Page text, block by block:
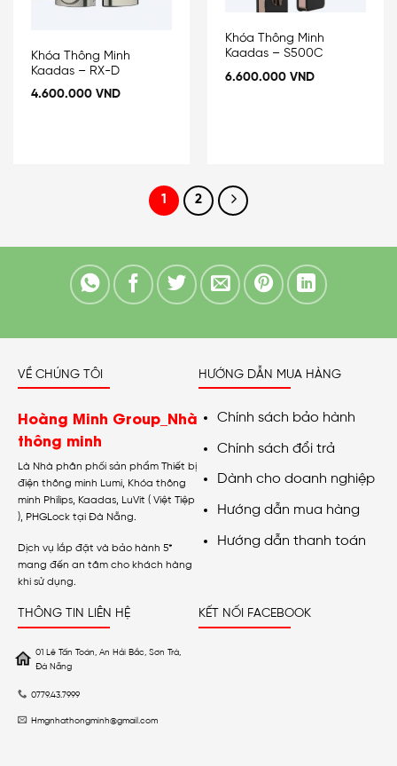
Khóa Thông Minh
Kaadas – RX-D
4.600.000 VND
Khóa Thông Minh
Kaadas – S500C
6.600.000 VND
1 2
VỀ CHÚNG TÔI
Hoàng Minh Group_Nhà
thông minh
Là Nhà phân phối sản phẩm Thiết bị
điện thông minh Lumi, Khóa thông
minh Philips, Kaadas, LuVit ( Việt Tiệp
), PHGLock tại Đà Nẵng.
Dịch vụ lắp đặt và bảo hành 5*
mang đến an tâm cho khách hàng
khi sử dụng.
HƯỚNG DẪN MUA HÀNG
Chính sách bảo hành
Chính sách đổi trả
Dành cho doanh nghiệp
Hướng dẫn mua hàng
Hướng dẫn thanh toán
THÔNG TIN LIÊN HỆ
01 Lê Tấn Toán, An Hải Bắc, Sơn Trà,
Đà Nẵng
0779.43.7999
Hmgnhathongminh@gmail.com
KẾT NỐI FACEBOOK